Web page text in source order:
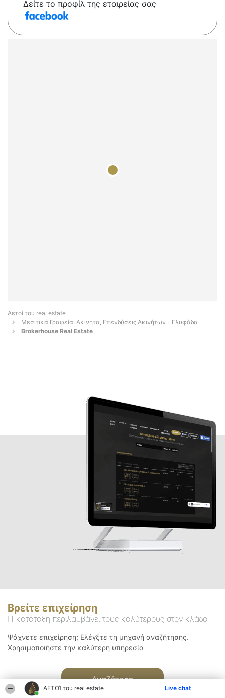
ΑΕΤΟΊ του real estate Live chat
Δείτε το προφίλ της εταιρείας σας
Αετοί του real estate
Μεσιτικά Γραφεία, Ακίνητα, Επενδύσεις Ακινήτων - Γλυφάδα
Brokerhouse Real Estate
Βρείτε επιχείρηση
Η κατάταξη περιλαμβάνει τους καλύτερους στον κλάδο
Ψάχνετε επιχείρηση; Ελέγξτε τη μηχανή αναζήτησης.
Χρησιμοποιήστε την καλύτερη υπηρεσία
Αναζήτηση